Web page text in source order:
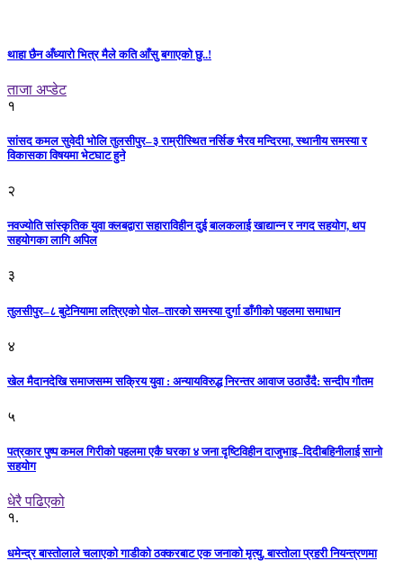
थाहा छैन अँध्यारो भित्र मैले कति आँसु बगाएको छु..!
ताजा अप्डेट
१
सांसद कमल सुवेदी भोलि तुलसीपुर–३ राम्रीस्थित नर्सिङ भैरव मन्दिरमा, स्थानीय समस्या र
विकासका विषयमा भेटघाट हुने
२
नवज्योति सांस्कृतिक युवा क्लबद्वारा सहाराविहीन दुई बालकलाई खाद्यान्न र नगद सहयोग, थप
सहयोगका लागि अपिल
३
तुलसीपुर–८ बुटेनियामा लत्रिएको पोल–तारको समस्या दुर्गा डाँगीको पहलमा समाधान
४
खेल मैदानदेखि समाजसम्म सक्रिय युवा : अन्यायविरुद्ध निरन्तर आवाज उठाउँदै: सन्दीप गौतम
५
पत्रकार पुष्प कमल गिरीको पहलमा एकै घरका ४ जना दृष्टिविहीन दाजुभाइ–दिदीबहिनीलाई सानो
सहयोग
धेरै पढिएको
१.
धमेन्द्र बास्तोलाले चलाएको गाडीको ठक्करबाट एक जनाको मृत्यु, बास्तोला प्रहरी नियन्त्रणमा